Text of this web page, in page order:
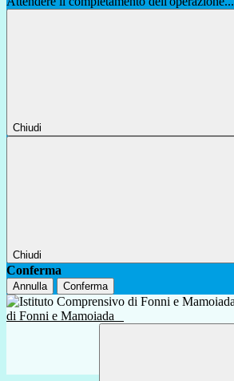
Chiudi
Chiudi
Conferma
Annulla Conferma
di Fonni e Mamoiada